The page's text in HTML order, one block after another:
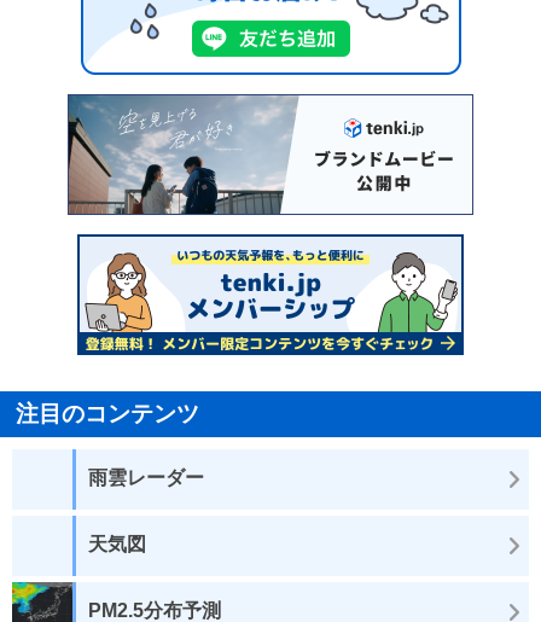
注目のコンテンツ
雨雲レーダー
天気図
PM2.5分布予測